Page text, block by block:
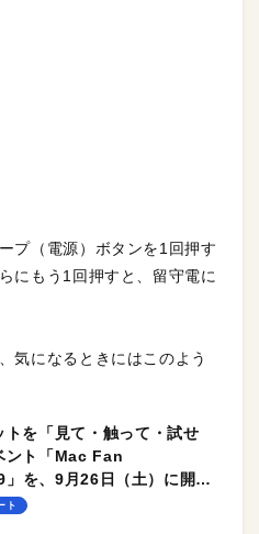
プ（電源）ボタンを1回押す
にもう1回押すと、留守電に
気になるときにはこのよう
トを「見て・触って・試せ
ント「Mac Fan
を、9月26日（土）に開催
ト